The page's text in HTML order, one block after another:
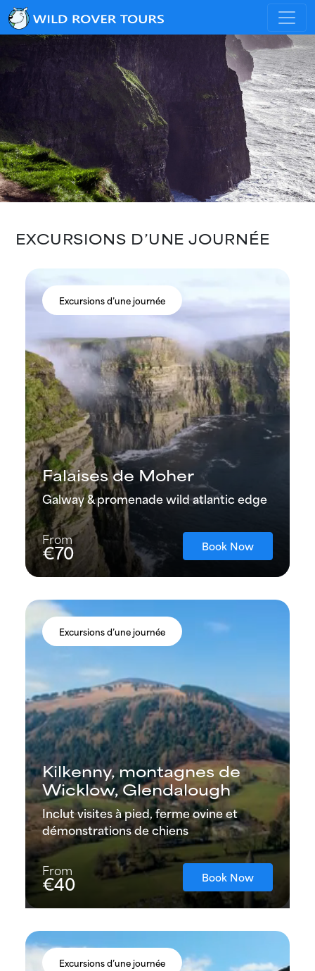
EXCURSIONS D’UNE JOURNÉE
Excursions d’une journée
Falaises de Moher
Galway & promenade wild atlantic edge
From
€70 Book Now
Excursions d’une journée
Kilkenny, montagnes de
Wicklow, Glendalough
Inclut visites à pied, ferme ovine et
démonstrations de chiens
From
€40 Book Now
Excursions d’une journée